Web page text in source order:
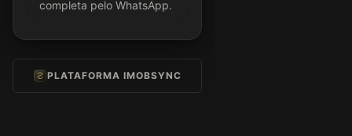
completa pelo WhatsApp.
PLATAFORMA IMOBSYNC